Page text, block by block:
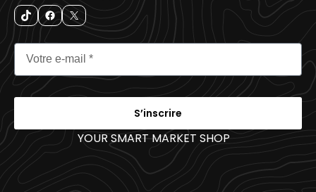
S’inscrire
YOUR SMART MARKET SHOP _